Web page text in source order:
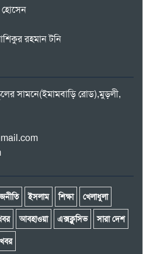
হোসেন
রহমান টনি
সামনে(ইমামবাড়ি রোড),মুড়লী,
ইসলাম শিক্ষা খেলাধুলা
আবহাওয়া এক্সক্লুসিভ সারা দেশ